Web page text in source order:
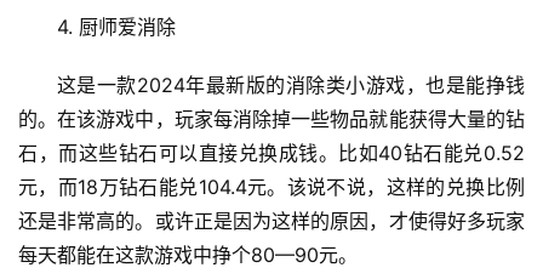
首
页
挖
4. 厨师爱消除
这是一款2024年最新版的消除类小游戏，也是能挣钱
的。在该游戏中，玩家每消除掉一些物品就能获得大量的钻
石，而这些钻石可以直接兑换成钱。比如40钻石能兑0.52
元，而18万钻石能兑104.4元。该说不说，这样的兑换比例
还是非常高的。或许正是因为这样的原因，才使得好多玩家
每天都能在这款游戏中挣个80—90元。